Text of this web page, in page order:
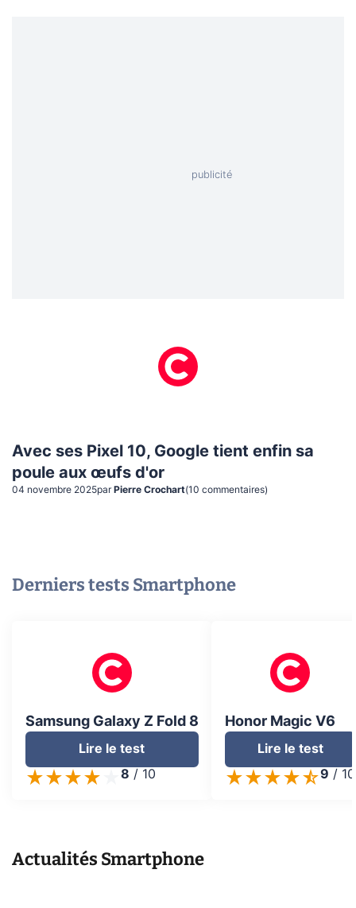
Avec ses Pixel 10, Google tient enfin sa
poule aux œufs d'or
04 novembre 2025par Pierre Crochart(10 commentaires)
Derniers tests Smartphone
Samsung Galaxy Z Fold 8
Lire le test
8 / 10
Honor Magic V6
Lire le test
9 / 10
Actualités Smartphone